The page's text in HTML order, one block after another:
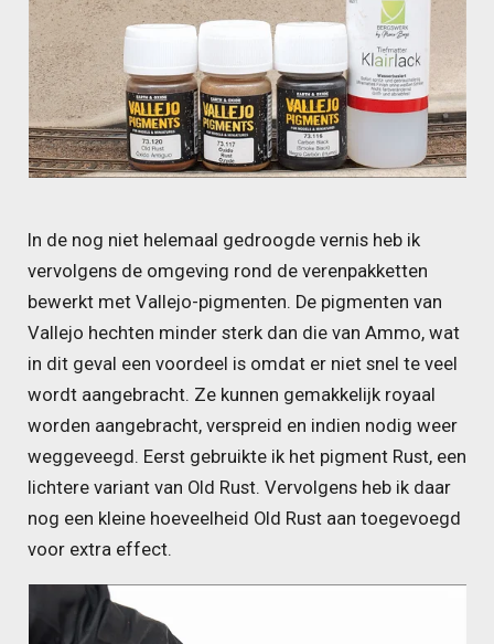
In de nog niet helemaal gedroogde vernis heb ik
vervolgens de omgeving rond de verenpakketten
bewerkt met Vallejo-pigmenten. De pigmenten van
Vallejo hechten minder sterk dan die van Ammo, wat
in dit geval een voordeel is omdat er niet snel te veel
wordt aangebracht. Ze kunnen gemakkelijk royaal
worden aangebracht, verspreid en indien nodig weer
weggeveegd. Eerst gebruikte ik het pigment Rust, een
lichtere variant van Old Rust. Vervolgens heb ik daar
nog een kleine hoeveelheid Old Rust aan toegevoegd
voor extra effect.